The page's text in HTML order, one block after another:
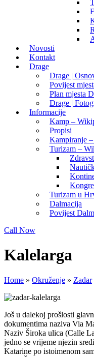
Novosti
Kontakt
Drage
Drage |
Povijest
Plan mjesta
Drage |
Informacije
Kamp –
Propisi
Kampiranje
Turizam –
Turizam u
Dalmacija
Povijest
Call Now
Kalelarga
Home » Okruženje » Zadar
Još u dalekoj prošlosti
dokumentima naziva Via
Naziv Široka ulica (Calle
jedno se vrijeme njezin
Katarine po istoimenom